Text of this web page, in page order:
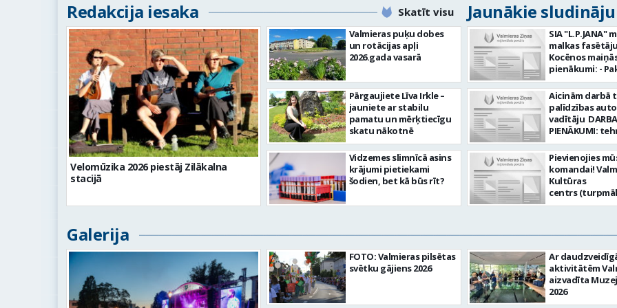
Redakcija iesaka Skatīt visu Jaunākie
Velomūzika 2026 piestāj Zilākalna
stacijā
Valmieras puķu dobes
un rotācijas apļi
2026.gada vasarā
Pārgaujiete Līva Irkle –
jauniete ar stabilu
pamatu un mērķtiecīgu
skatu nākotnē
Vidzemes slimnīcā asins
krājumi pietiekami
šodien, bet kā būs rīt?
SIA "L.P.JANA"
malkas
Kocēnos maiņās.
pienākumi: -
kamīnmalku,
darba
Marķēt un
gatavo
Rūpēties par
darba vietā Prasības
kandidātiem: -
fiziskā izturība
Precizitāte un
Prasme un
komandā Uzņēmums
EUR 1200
laikā izmaksātu
Profesionālus
atbalstošus
Lūgums CV sūtīt
pastu:
Aicinām darbā
palīdzības
vadītāju DARBA
PIENĀKUMI:
palīdzības
evakuācija
remonts
profesionālā
vispārējā vidējā
DE, CE
vadītāja
Pievienojies
komandai!
Kultūras
centrs
Iestāde) aicina
nenoteiktu
vietas adrese:
10, Valmiera Ja Tev ir
vēlme:
skaņas un
iekārtu un to
Galerija
FOTO: Valmieras pilsētas
svētku gājiens 2026
Ar
aktivitātēm
aizvadīta
2026